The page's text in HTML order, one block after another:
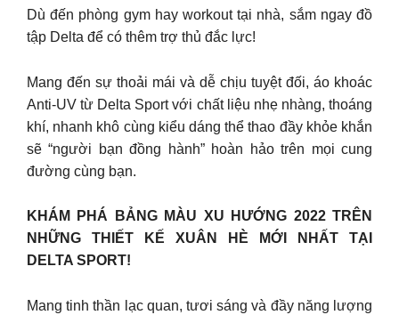
Dù đến phòng gym hay workout tại nhà, sắm ngay đồ
tập Delta để có thêm trợ thủ đắc lực!
Mang đến sự thoải mái và dễ chịu tuyệt đối, áo khoác
Anti-UV từ Delta Sport với chất liệu nhẹ nhàng, thoáng
khí, nhanh khô cùng kiểu dáng thể thao đầy khỏe khắn
sẽ “người bạn đồng hành” hoàn hảo trên mọi cung
đường cùng bạn.
KHÁM PHÁ BẢNG MÀU XU HƯỚNG 2022 TRÊN
NHỮNG THIẾT KẾ XUÂN HÈ MỚI NHẤT TẠI
DELTA SPORT!
Mang tinh thần lạc quan, tươi sáng và đầy năng lượng